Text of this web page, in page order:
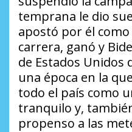
temprana le dio
apostó por él
carrera, ganó y
de Estados Unidos
una época en la
todo el país como
tranquilo y,
propenso a las